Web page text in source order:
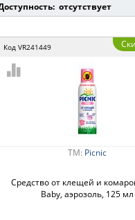
отсутствует
Код VR241449
ТМ: Picnic
Средство от клещей и
Baby, аэрозоль, 125 мл